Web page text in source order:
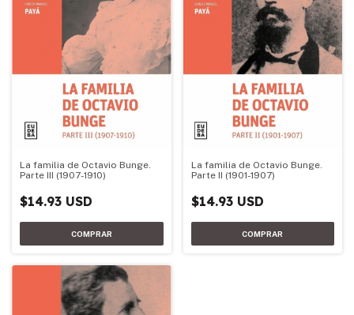
La familia de Octavio Bunge.
Parte III (1907-1910)
$14.93 USD
La familia de Octavio Bunge.
Parte II (1901-1907)
$14.93 USD